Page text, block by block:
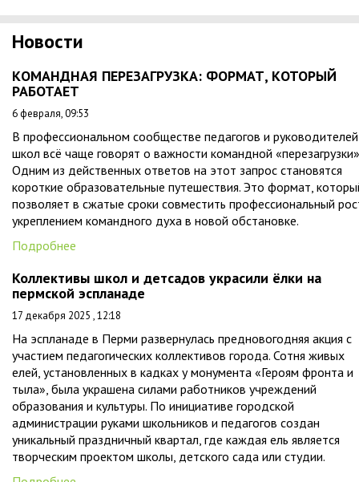
Новости
КОМАНДНАЯ ПЕРЕЗАГРУЗКА: ФОРМАТ, КОТОРЫЙ
РАБОТАЕТ
6 февраля, 09:53
В профессиональном сообществе педагогов и руководителей
школ всё чаще говорят о важности командной
Одним из действенных ответов на этот запрос становятся
короткие образовательные путешествия. Это формат,
позволяет в сжатые сроки совместить профессиональный
укреплением командного духа в новой обстановке.
Подробнее
Коллективы школ и детсадов украсили ёлки на
пермской эспланаде
17 декабря 2025 , 12:18
На эспланаде в Перми развернулась предновогодняя акция с
участием педагогических коллективов города. Сотня живых
елей, установленных в кадках у монумента «Героям фронта и
тыла», была украшена силами работников учреждений
образования и культуры. По инициативе городской
администрации руками школьников и педагогов создан
уникальный праздничный квартал, где каждая ель является
творческим проектом школы, детского сада или студии.